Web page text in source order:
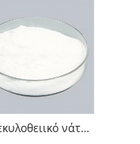
Δωδεκυλοθειικό νάτριο